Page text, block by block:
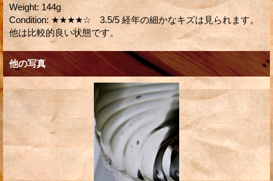
Weight: 144g
Condition: ★★★★☆ 3.5/5 経年の細かなキズは見られます。
他は比較的良い状態です。
他の写真